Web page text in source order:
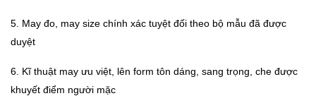
5. May đo, may size chính xác tuyệt đối theo bộ mẫu đã được
duyệt
6. Kĩ thuật may ưu việt, lên form tôn dáng, sang trọng, che được
khuyết điểm người mặc